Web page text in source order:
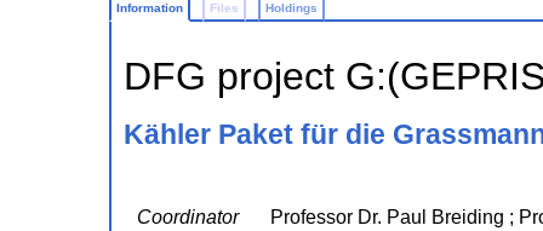
Information Files Holdings
DFG project
Kähler Paket für die
Coordinator
Professor Dr. Paul Breiding ;